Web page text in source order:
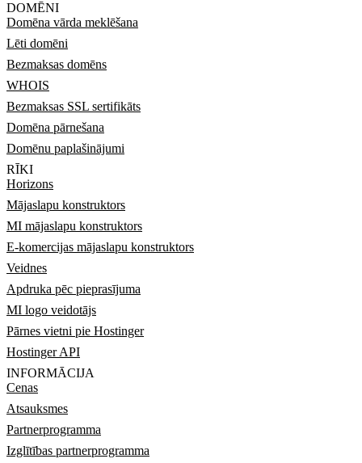
DOMĒNI
Domēna vārda meklēšana
Lēti domēni
Bezmaksas domēns
WHOIS
Bezmaksas SSL sertifikāts
Domēna pārnešana
Domēnu paplašinājumi
RĪKI
Horizons
Mājaslapu konstruktors
MI mājaslapu konstruktors
E-komercijas mājaslapu konstruktors
Veidnes
Apdruka pēc pieprasījuma
MI logo veidotājs
Pārnes vietni pie Hostinger
Hostinger API
INFORMĀCIJA
Cenas
Atsauksmes
Partnerprogramma
Izglītības partnerprogramma